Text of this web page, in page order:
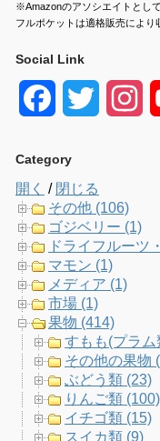
※Amazonのアソシエイトとし
フルポケットは適格販売により
Social Link
e
b
o
o
k
t
t
e
a
a
m
Category
開く / 閉じる
その他 (106)
ゴジベリー (1)
ドライフルーツ
マモン (1)
メディア (1)
市場 (1)
果物 (414)
すもも(プラム
その他の果物
ぶどう類 (23)
りんご類 (100)
イチゴ類 (15)
スイカ類 (9)